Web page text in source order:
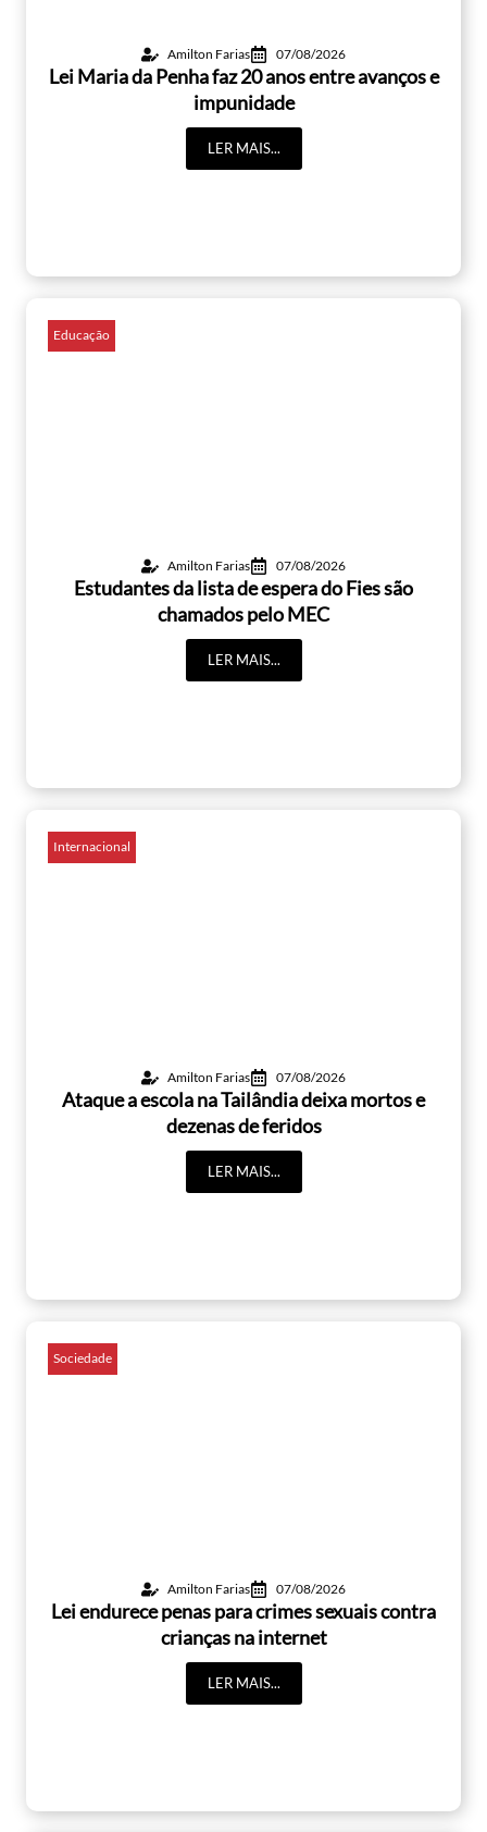
Amilton Farias 07/08/2026
Lei Maria da Penha faz 20 anos entre avanços e
impunidade
LER MAIS...
Educação
Amilton Farias 07/08/2026
Estudantes da lista de espera do Fies são
chamados pelo MEC
LER MAIS...
Internacional
Amilton Farias 07/08/2026
Ataque a escola na Tailândia deixa mortos e
dezenas de feridos
LER MAIS...
Sociedade
Amilton Farias 07/08/2026
Lei endurece penas para crimes sexuais contra
crianças na internet
LER MAIS...